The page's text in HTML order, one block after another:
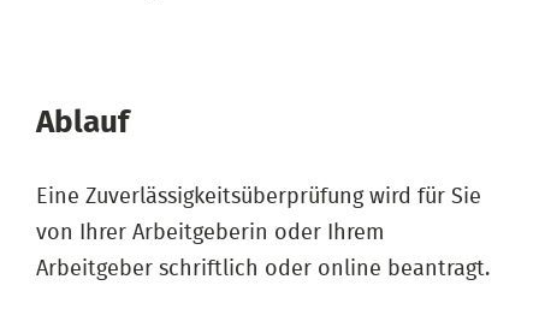
Ablauf
Eine Zuverlässigkeitsüberprüfung wird für Sie
von Ihrer Arbeitgeberin oder Ihrem
Arbeitgeber schriftlich oder online beantragt.